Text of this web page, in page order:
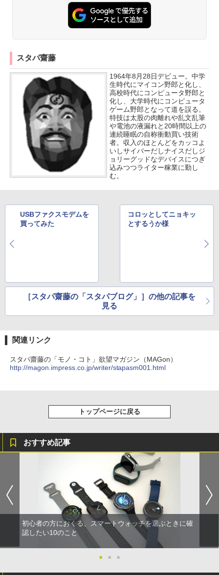
スタパ齋藤
1964年8月28日デビュー。中学
生時代にマイコン野郎と化し、
高校時代にコンピュータ野郎と
化し、大学時代にコンピュータ
ゲーム野郎となって道を誤る。
特技は太股の肉離れや乱文乱筆
や電池の液漏れと20時間以上の
連続睡眠の自称衝動買い技術
者。収入のほとんどをカッコよ
いしサイバーだしナイスだしジ
ョリーグッドなデバイスにつぎ
込みつつライター稼業に勤し
む。
USBファクスモデムを
買ってみた
コロッとしてニョキッ
とするうか様
［スタパ齋藤の「スタパブログ」］の他の記事を
見る
関連リンク
スタパ齋藤の「モノ・コト」欲望マガジン（MAGon）
http://magon.impress.co.jp/writer/stapasm001.html
トップページに戻る
おすすめ記事
初心者の方におくる、スマートウォッチを選ぶときに確
認したい10のこと
● ● ●